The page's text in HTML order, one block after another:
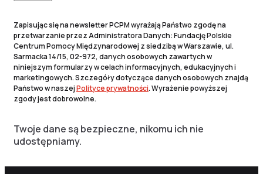
Zapisując się na newsletter PCPM wyrażają Państwo zgodę na
przetwarzanie przez Administratora Danych: Fundację Polskie
Centrum Pomocy Międzynarodowej z siedzibą w Warszawie, ul.
Sarmacka 14/15, 02-972, danych osobowych zawartych w
niniejszym formularzy w celach informacyjnych, edukacyjnych i
marketingowych. Szczegóły dotyczące danych osobowych znajdą
Państwo w naszejPolityce prywatności. Wyrażenie powyższej
zgody jest dobrowolne.
Twoje dane są bezpieczne, nikomu ich nie
udostępniamy.